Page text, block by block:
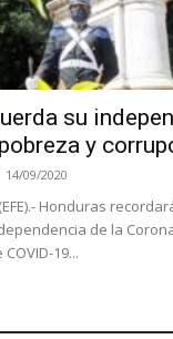
su
y
14/09/2020
Honduras
de la
19...